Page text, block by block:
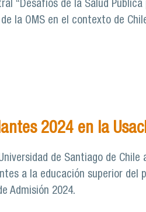
“Desafíos de la Salud Pública
la OMS en el contexto de
2024 en la
de Santiago de Chile
a la educación superior del
Admisión 2024.